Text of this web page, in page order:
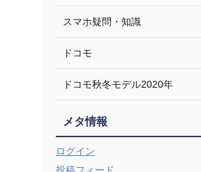
スマホ疑問・知識
ドコモ
ドコモ秋冬モデル2020年
メタ情報
ログイン